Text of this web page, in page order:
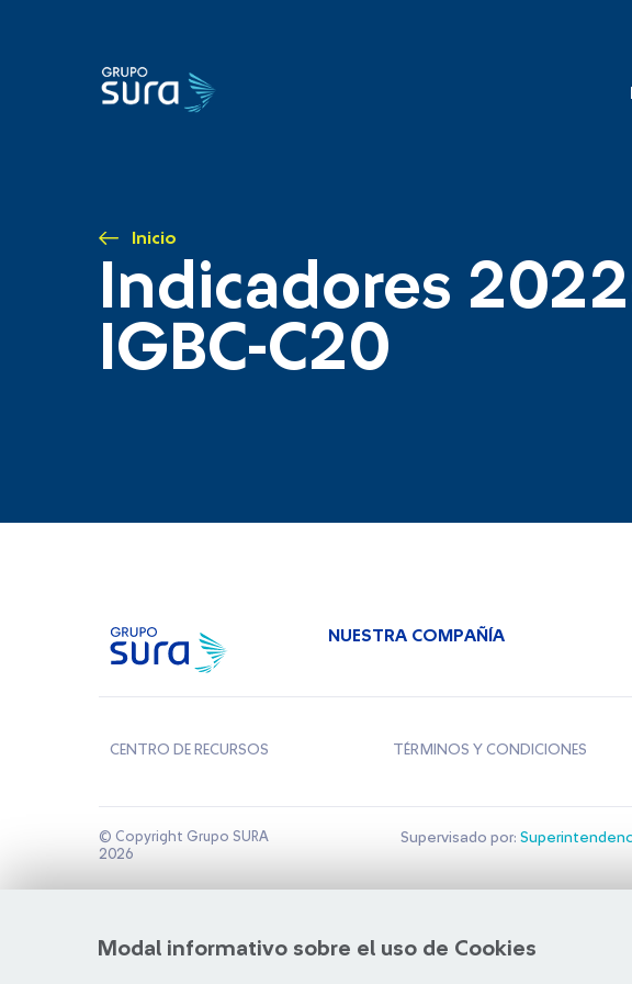
Inicio
Indicadores
IGBC-C20
Modal informativo sobre el uso de Cookies
NUESTRA COMPAÑÍA
CENTRO DE RECURSOS TÉRMINOS Y CONDICIONES
© Copyright Grupo SURA
2026
Supervisado por: